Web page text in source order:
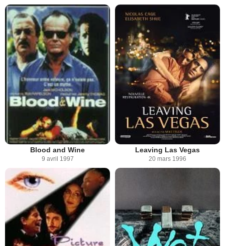
Blood and Wine
9 avril 1997
Leaving Las Vegas
20 mars 1996